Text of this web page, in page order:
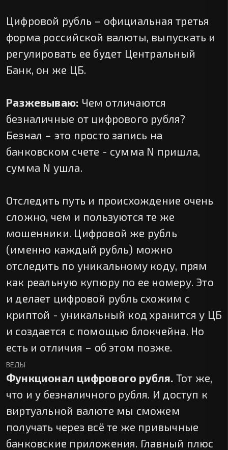
Цифровой рубль – официальная третья
форма российской валюты, выпускать и
регулировать ее будет Центральный
Банк, он же ЦБ.
Разжевываю: Чем отличаются
безналичные от цифрового рубля?
Безнал – это просто запись на
банковском счете - сумма N пришла,
сумма N ушла.
Отследить путь и происхождение очень
сложно, чем и пользуются те же
мошенники. Цифровой же рубль
(именно каждый рубль) можно
отследить по уникальному коду, прям
как реальную купюру по ее номеру. Это
и делает цифровой рубль схожим с
криптой - уникальный код хранится у ЦБ
и создается с помощью блокчейна. Но
есть и отличия – об этом позже.
ВЕДЫ
Функционал цифрового рубля. Тот же,
что и у безналичного рубля. И доступ к
виртуальной валюте мы сможем
получать через всё те же привычные
банковские приложения. Главный плюс